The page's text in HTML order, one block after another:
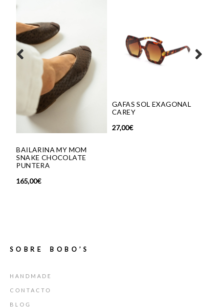
MY MOM
GAFAS SOL EXAGONAL
SOBRE BOBO’S
HANDMADE
CONTACTO
BLOG